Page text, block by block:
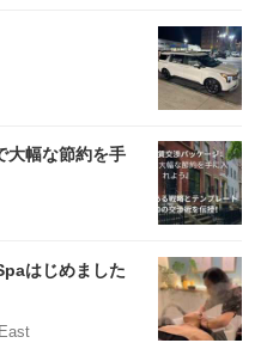
大幅な節約を手
はじめました